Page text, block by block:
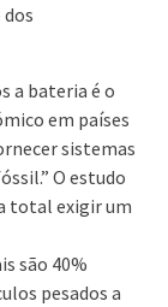
a bateria é o
em países
sistemas
O estudo
total exigir um
são 40%
pesados a